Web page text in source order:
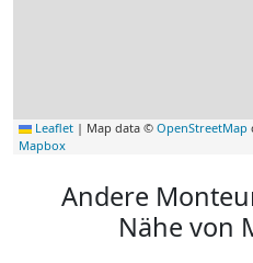
Leaflet | Map data © OpenStreetMap
Mapbox
Andere
Nähe von